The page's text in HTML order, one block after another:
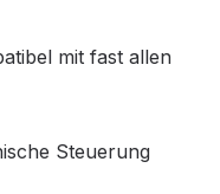
mit fast allen
Steuerung